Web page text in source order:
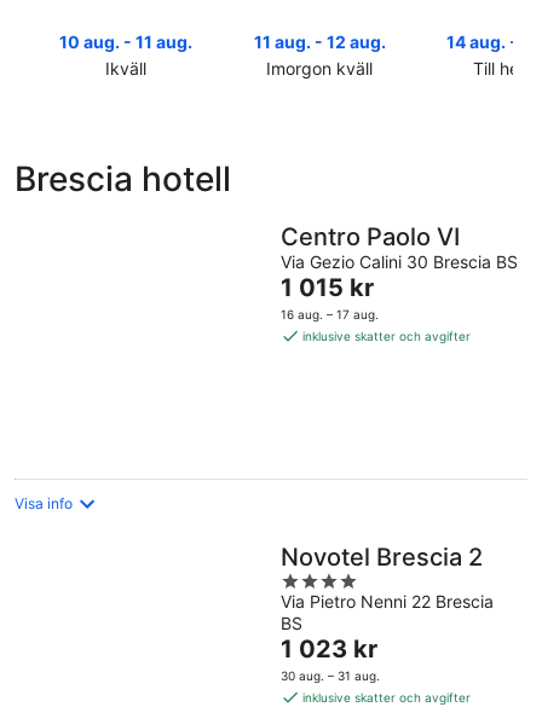
10 aug. - 11 aug.
Ikväll
Brescia
för
11 aug. - 12 aug.
Imorgon kväll
natt,
aug.
14 aug. -
Till
14
aug.
aug.
Brescia hotell
Centro Paolo VI
Via Gezio Calini 30 Brescia BS
Priset
är
1 015 kr
1 015 kr
16 aug. – 17 aug.
inklusive skatter och avgifter
Visa info
Novotel Brescia 2
4
out
of
5
Via Pietro Nenni 22 Brescia
BS
Priset
är
1 023 kr
1 023 kr
30 aug. – 31 aug.
inklusive skatter och avgifter